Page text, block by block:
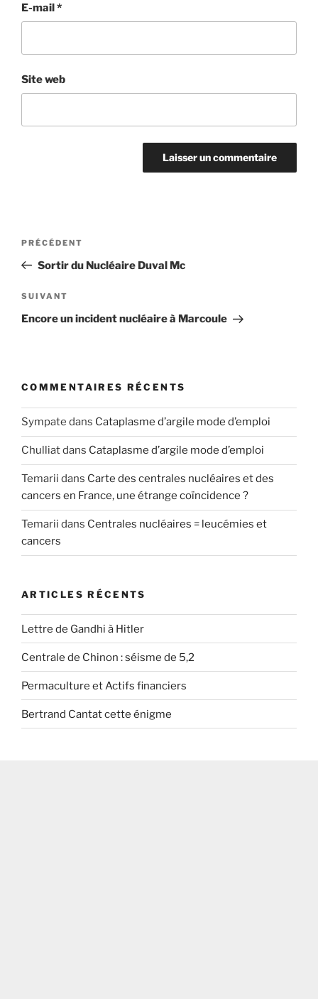
E-mail*
Site web
Navigation
l’article
Article
précédent
PRÉCÉDENT
Sortir du Nucléaire Duval Mc
Article
suivant
SUIVANT
Encore un incident nucléaire à Marcoule
COMMENTAIRES RÉCENTS
Sympate dans Cataplasme d’argile mode d’emploi
Chulliatdans Cataplasme d’argile mode d’emploi
Temarii dans Carte des centrales nucléaires et des
cancers en France, une étrange coïncidence ?
Temarii dans Centrales nucléaires = leucémies et
cancers
ARTICLES RÉCENTS
Lettre de Gandhi à Hitler
Centrale de Chinon : séisme de 5,2
Permaculture et Actifs financiers
Bertrand Cantat cette énigme